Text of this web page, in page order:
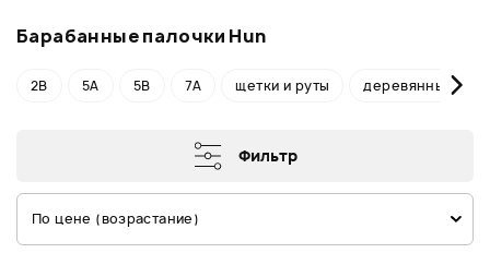
Барабанные палочки Hun
2B 5A 5B 7A щетки и руты деревянные
Фильтр
По цене (возрастание)